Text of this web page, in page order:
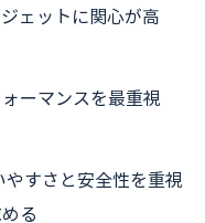
ェットに関心が高
ーマンスを最重視
すさと安全性を重視
る